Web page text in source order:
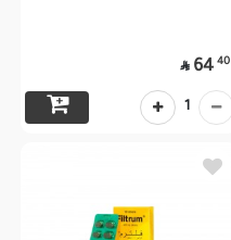
40
64

1